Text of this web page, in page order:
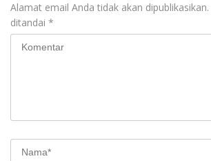
Alamat email Anda tidak akan dipublikasikan.
ditandai *